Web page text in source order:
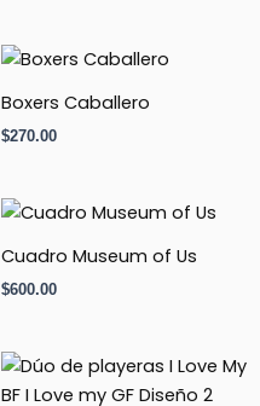
Boxers Caballero
$270.00
Cuadro Museum of Us
$600.00